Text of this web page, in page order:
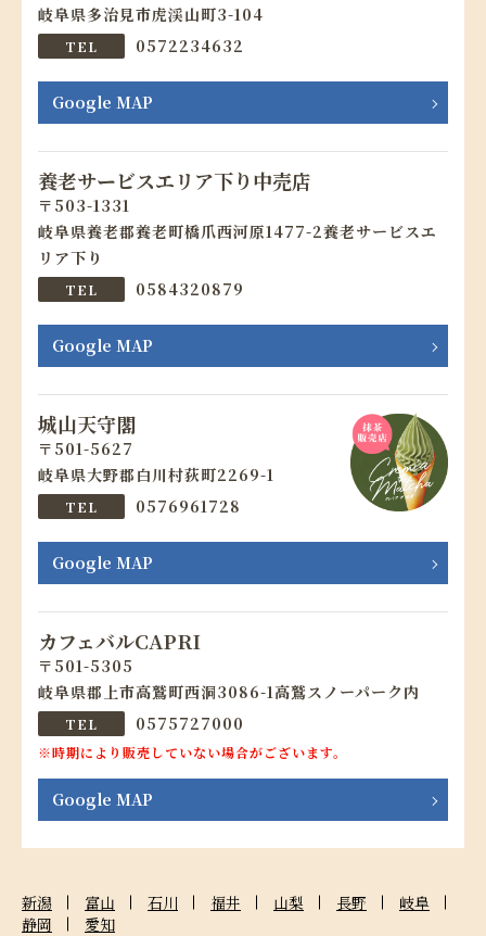
岐阜県多治見市虎渓山町3-104
0572234632
Google MAP
養老サービスエリア下り中売店
503-1331
岐阜県養老郡養老町橋爪西河原1477-2養老サービスエ
リア下り
0584320879
Google MAP
城山天守閣
501-5627
岐阜県大野郡白川村荻町2269-1
0576961728
Google MAP
カフェバルCAPRI
501-5305
岐阜県郡上市高鷲町西洞3086-1高鷲スノーパーク内
0575727000
※時期により販売していない場合がございます。
Google MAP
新潟 富山 石川 福井 山梨 長野
岐阜
静岡
愛知